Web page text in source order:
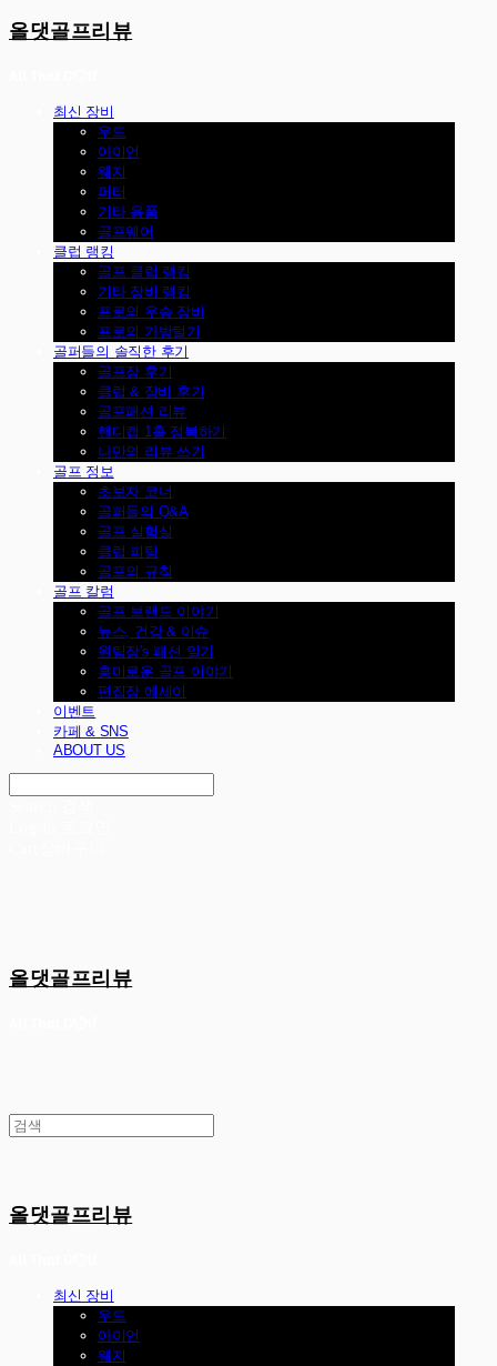
올댓골프리뷰
최신 장비
우드
아이언
웨지
퍼터
기타 용품
골프웨어
클럽 랭킹
골프 클럽 랭킹
기타 장비 랭킹
프로의 우승 장비
프로의 가방털기
골퍼들의 솔직한 후기
골프장 후기
클럽 & 장비 후기
골프패션 리뷰
핸디캡 1홀 정복하기
나만의 리뷰 쓰기
골프 정보
초보자 코너
골퍼들의 Q&A
골프 실험실
클럽 피팅
골프의 규칙
골프 칼럼
골프 브랜드 이야기
뉴스, 건강 & 이슈
원팀장's 패션 일기
흥미로운 골프 이야기
편집장 에세이
이벤트
카페 & SNS
ABOUT US
올댓골프리뷰
올댓골프리뷰
최신 장비
우드
아이언
웨지